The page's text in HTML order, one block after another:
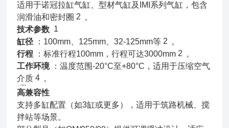
适用于诺冠拉缸气缸、型材气缸及IMI系列气缸，包含
润滑油和密封圈 2 。
技术参数 1
缸径 ：100mm、125mm、32-125mm等 2 。
行程 ：标准行程100mm，行程可达3000mm 2 。
工作环境：温度范围-20°C至+80°C，适用于压缩空气
介质 4 。
二、产品特点
高兼容性
支持多缸配置（如3缸或更多），适用于筑路机械、搅
拌站等场景。